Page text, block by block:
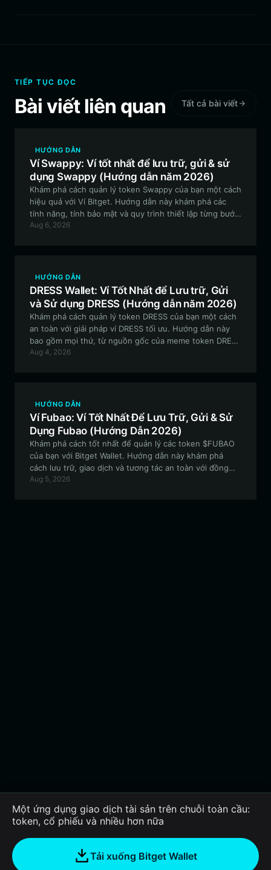
TIẾP TỤC ĐỌC
Bài viết liên quan Tất cả bài viết
HƯỚNG DẪN
Ví Swappy: Ví tốt nhất để lưu trữ, gửi & sử
dụng Swappy (Hướng dẫn năm 2026)
Khám phá cách quản lý token Swappy của bạn một cách
hiệu quả với Ví Bitget. Hướng dẫn này khám phá các
tính năng, tính bảo mật và quy trình thiết lập từng bước
cần thiết để điều hướng hệ sinh thái EVM với tài sản
Aug 6, 2026
HƯỚNG DẪN
DRESS Wallet: Ví Tốt Nhất để Lưu trữ, Gửi
và Sử dụng DRESS (Hướng dẫn năm 2026)
Khám phá cách quản lý token DRESS của bạn một cách
an toàn với giải pháp ví DRESS tối ưu. Hướng dẫn này
bao gồm mọi thứ, từ nguồn gốc của meme token DRESS
cho đến việc thiết lập Ví Bitget để quản lý tài sản dựa
Aug 4, 2026
HƯỚNG DẪN
Ví Fubao: Ví Tốt Nhất Để Lưu Trữ, Gửi & Sử
Dụng Fubao (Hướng Dẫn 2026)
Khám phá cách tốt nhất để quản lý các token $FUBAO
của bạn với Bitget Wallet. Hướng dẫn này khám phá
cách lưu trữ, giao dịch và tương tác an toàn với đồng
meme coin đang lan truyền trên Solana bằng cách sử
Aug 5, 2026
Một ứng dụng giao dịch tài sản trên chuỗi toàn cầu:
token, cổ phiếu và nhiều hơn nữa
Tải xuống Bitget Wallet